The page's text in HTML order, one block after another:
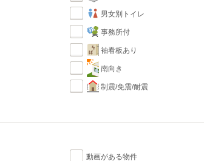
男女別トイレ
事務所付
袖看板あり
南向き
制震/免震/耐震
動画がある物件